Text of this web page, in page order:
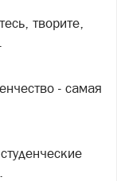
творите,
- самая